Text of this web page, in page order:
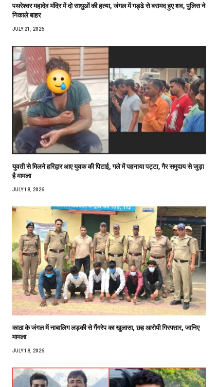
पथरेश्वर महादेव मंदिर में दो साधुओं की हत्या, जंगल में गड्ढे से बरामद हुए शव, पुलिस ने
निकाले बाहर
JULY 21, 2026
युवती से मिलने हरिद्वार आए युवक की पिटाई, गले में पहनाया पट्टा, गैर समुदाय से जुड़ा
है मामला
JULY 18, 2026
काठा के जंगल में नाबालिग लड़की से गैंगरेप का खुलासा, छह आरोपी गिरफ्तार, जानिए
मामला
JULY 18, 2026